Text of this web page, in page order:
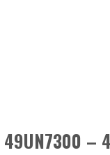
49UN7300